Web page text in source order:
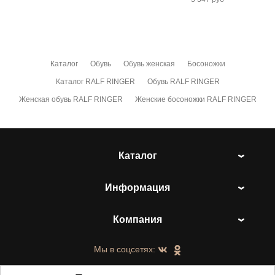
Каталог Обувь Обувь женская Босоножки
Каталог RALF RINGER Обувь RALF RINGER
Женская обувь RALF RINGER Женские босоножки RALF RINGER
Каталог
Информация
Компания
Мы в соцсетях: